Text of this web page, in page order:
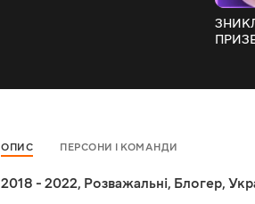
ОПИС ПЕРСОНИ І КОМАНДИ
2018 - 2022, Розважальні, Блогер,